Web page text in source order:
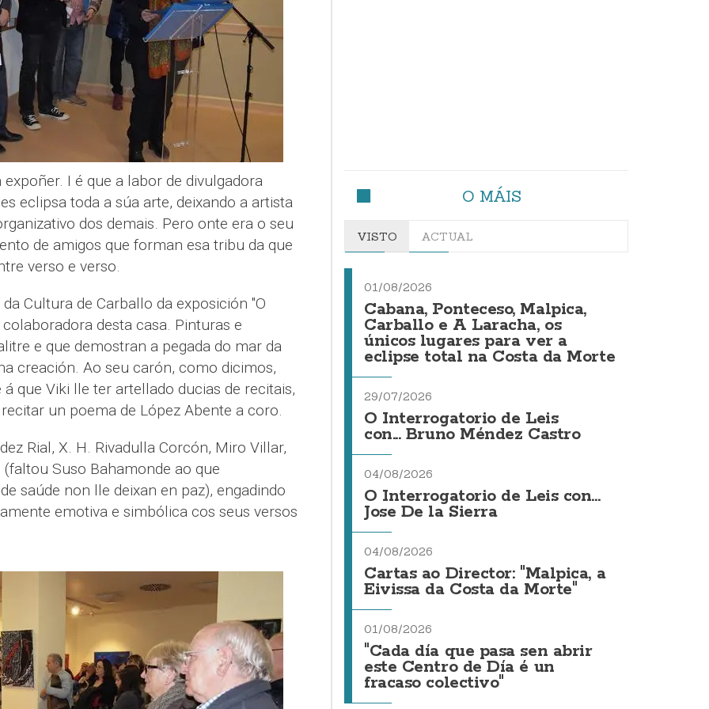
I é que a labor de divulgadora
eclipsa toda a súa arte, deixando a artista
dos demais. Pero onte era o seu
de amigos que forman esa tribu da que
verso e verso.
Cultura de Carballo da exposición "O
colaboradora desta casa. Pinturas e
e que demostran a pegada do mar da
creación. Ao seu carón, como dicimos,
que Viki lle ter artellado ducias de recitais,
un poema de López Abente a coro.
Rial, X. H. Rivadulla Corcón, Miro Villar,
Suso Bahamonde ao que
saúde non lle deixan en paz), engadindo
emotiva e simbólica cos seus versos
O MÁIS
VISTO ACTUAL
01/08/2026
Cabana, Ponteceso, Malpica,
Carballo e A Laracha, os
únicos lugares para ver a
eclipse total na Costa da Morte
29/07/2026
O Interrogatorio de Leis
con... Bruno Méndez Castro
04/08/2026
O Interrogatorio de Leis con...
Jose De la Sierra
04/08/2026
Cartas ao Director: "Malpica, a
Eivissa da Costa da Morte"
01/08/2026
"Cada día que pasa sen abrir
este Centro de Día é un
fracaso colectivo"